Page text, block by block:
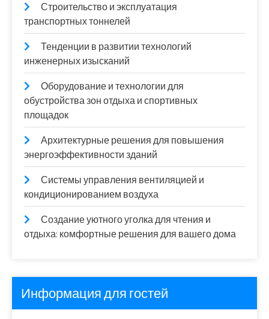
Строительство и эксплуатация
транспортных тоннелей
Тенденции в развитии технологий
инженерных изысканий
Оборудование и технологии для
обустройства зон отдыха и спортивных
площадок
Архитектурные решения для повышения
энергоэффективности зданий
Системы управления вентиляцией и
кондиционированием воздуха
Создание уютного уголка для чтения и
отдыха: комфортные решения для вашего дома
Информация для гостей